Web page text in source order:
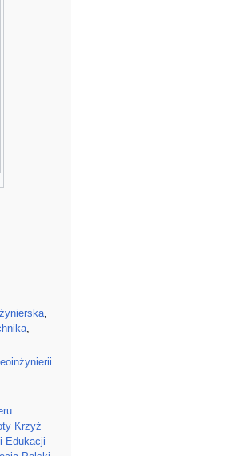
Krzyż
Edukacji